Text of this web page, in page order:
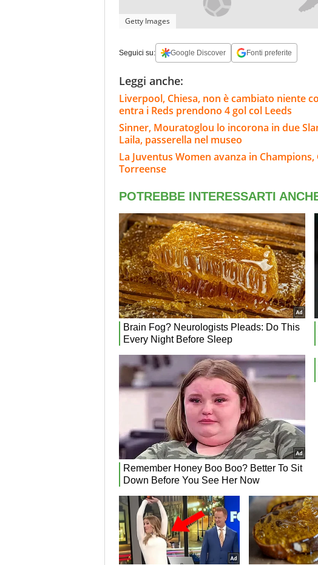
Getty Images
Seguici su: Google Discover Fonti preferite
Leggi anche:
Liverpool, Chiesa, non è cambiato niente
entra i Reds prendono 4 gol col Leeds
Sinner, Mouratoglou lo incorona in due
Laila, passerella nel museo
La Juventus Women avanza in
Torreense